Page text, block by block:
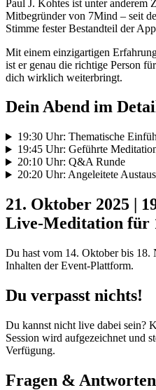
Paul J. Kohtes ist unter anderem
Mitbegründer von 7Mind – seit
Stimme fester Bestandteil der
Mit einem einzigartigen
ist er genau die richtige Person
dich wirklich weiterbringt.
Dein Abend im
19:30 Uhr: Thematische
19:45 Uhr: Geführte
20:10 Uhr: Q&A Runde
20:20 Uhr: Angeleitete
21. Oktober 2025 |
Live-Meditation für
Du hast vom 14. Oktober bis 18.
Inhalten der Event-Plattform.
Du verpasst nichts!
Du kannst nicht live dabei sein?
Session wird aufgezeichnet und
Verfügung.
Fragen & Antworten